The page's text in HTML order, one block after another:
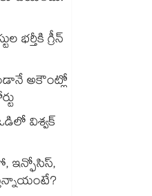
భర్తీకి గ్రీన్‌‌
అకౌంట్లో
విశ్వక్
ఇన్ఫోసిస్,